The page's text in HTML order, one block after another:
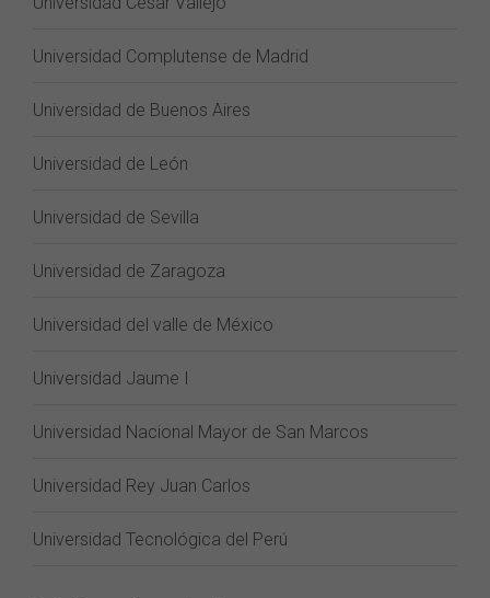
Universidad Complutense de Madrid
Universidad de Buenos Aires
Universidad de León
Universidad de Sevilla
Universidad de Zaragoza
Universidad del valle de México
Universidad Jaume I
Universidad Nacional Mayor de San Marcos
Universidad Rey Juan Carlos
Universidad Tecnológica del Perú